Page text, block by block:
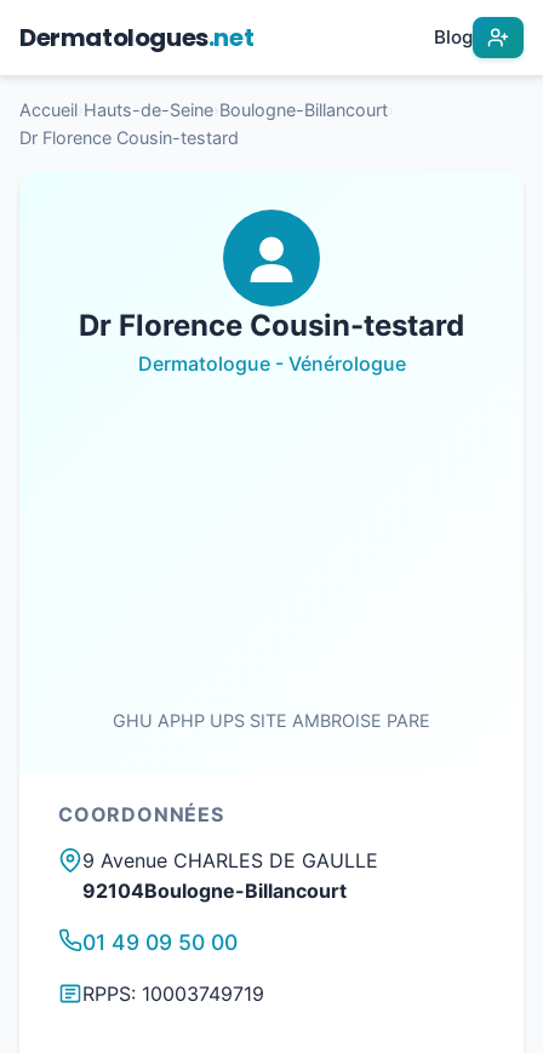
Dermatologues.net Blog
Accueil Hauts-de-Seine Boulogne-Billancourt
Dr Florence Cousin-testard
Dr Florence Cousin-testard
Dermatologue - Vénérologue
GHU APHP UPS SITE AMBROISE PARE
COORDONNÉES
9 Avenue CHARLES DE GAULLE
92104Boulogne-Billancourt
01 49 09 50 00
RPPS: 10003749719